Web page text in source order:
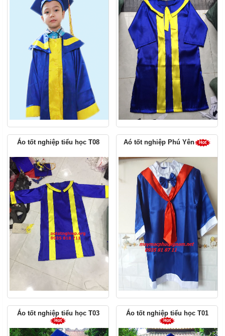
Áo tốt nghiệp tiểu học T08 Aó tốt nghiệp Phú Yên
Áo tốt nghiệp tiểu học T03 Áo tốt nghiệp tiểu học T01